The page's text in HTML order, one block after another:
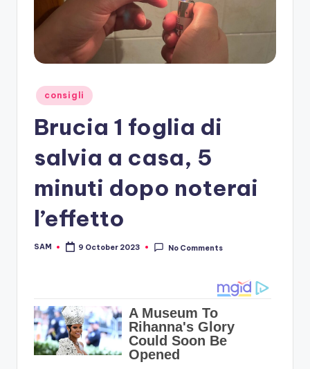
Posted
in
consigli
Brucia 1 foglia di
salvia a casa, 5
minuti dopo noterai
l’effetto
Posted
SAM 9 October 2023 No Comments